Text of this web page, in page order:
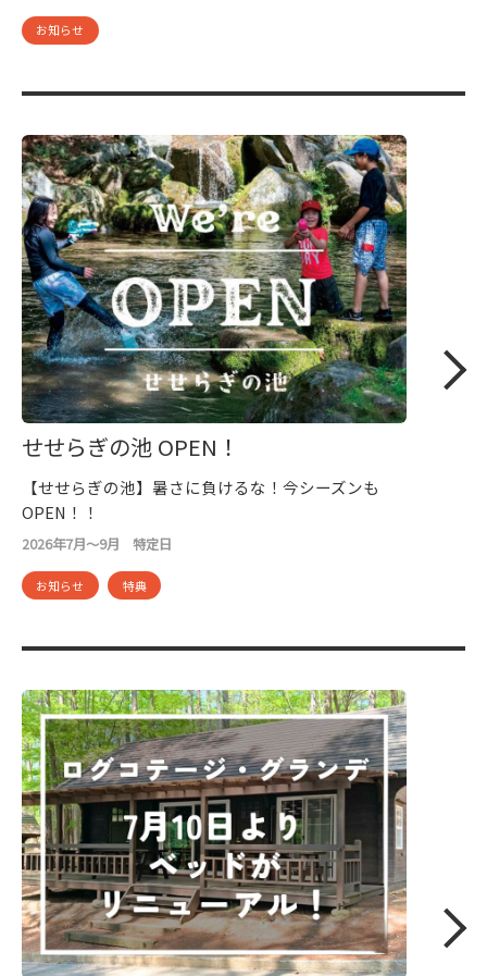
お知らせ
せせらぎの池 OPEN！
【せせらぎの池】暑さに負けるな！今シーズンも
OPEN！！
2026年7月～9月 特定日
お知らせ 特典